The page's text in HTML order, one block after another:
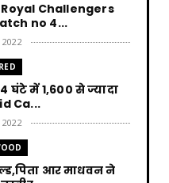
Challengers
no 4...
घंटे में 1,600 से ज्यादा
Ca...
आर माधवन ने